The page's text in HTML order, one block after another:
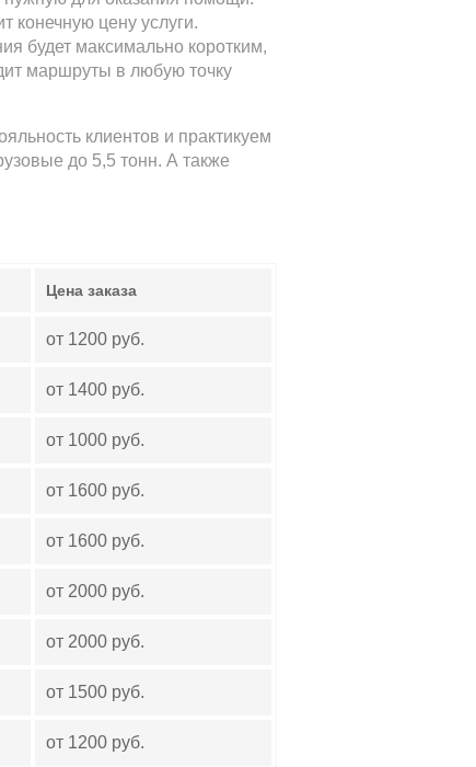
конечную цену услуги.
будет максимально коротким,
маршруты в любую точку
клиентов и практикуем
до 5,5 тонн. А также
Цена заказа
от 1200 руб.
от 1400 руб.
от 1000 руб.
от 1600 руб.
от 1600 руб.
от 2000 руб.
от 2000 руб.
от 1500 руб.
от 1200 руб.